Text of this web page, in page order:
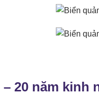
20 năm kinh